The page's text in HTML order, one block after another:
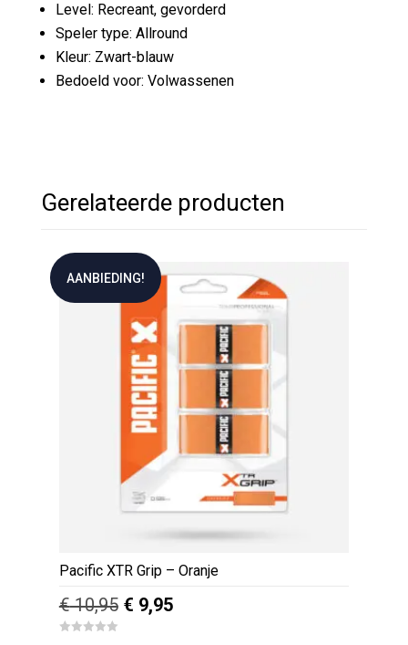
Level: Recreant, gevorderd
Speler type: Allround
Kleur: Zwart-blauw
Bedoeld voor: Volwassenen
Gerelateerde producten
AANBIEDING!
Pacific XTR Grip – Oranje
€10,95 Oorspronkelijke
€ 9,95Huidige